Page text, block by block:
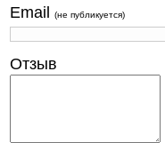
Email (не публикуется)
Отзыв